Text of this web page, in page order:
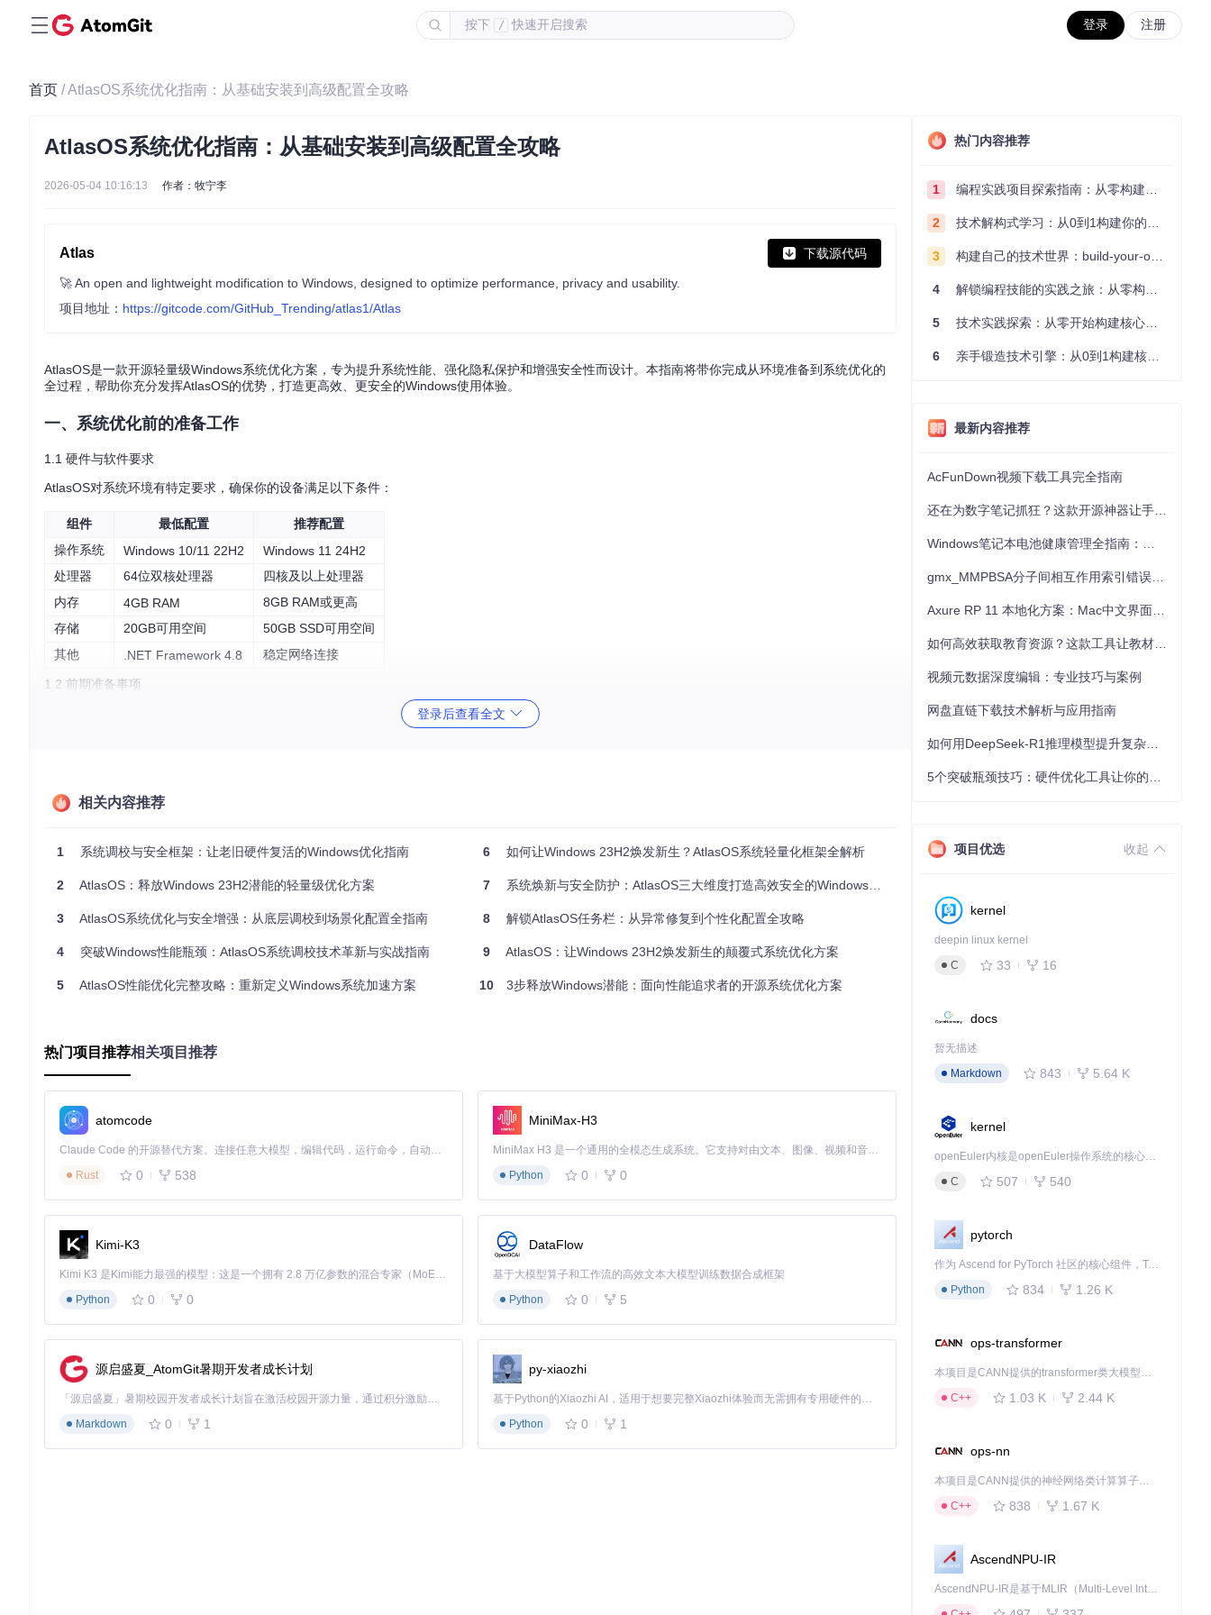
按下 / 快速开启搜索 登录 注册
首页 / AtlasOS系统优化指南：从基础安装到高级配置全攻略
AtlasOS系统优化指南：从基础安装到高级配置全攻略
2026-05-04 10:16:13 作者：牧宁李
Atlas 下载源代码
🚀 An open and lightweight modification to Windows, designed to optimize performance, privacy and usability.
项目地址： https://gitcode.com/GitHub_Trending/atlas1/Atlas
AtlasOS是一款开源轻量级Windows系统优化方案，专为提升系统性能、强化隐私保护和增强安全性而设计。本指南将带你完成从环境准备到系统优化的
全过程，帮助你充分发挥AtlasOS的优势，打造更高效、更安全的Windows使用体验。
一、系统优化前的准备工作
1.1 硬件与软件要求
AtlasOS对系统环境有特定要求，确保你的设备满足以下条件：
组件 最低配置
推荐配置
操作系统
Windows 10/11 22H2
Windows 11 24H2
处理器
64位双核处理器
四核及以上处理器
内存
4GB RAM
8GB RAM或更高
存储
20GB可用空间
50GB SSD可用空间
其他
.NET Framework 4.8 稳定网络连接
1.2 前期准备事项
网络环境：确保网络连接稳定，下载过程不中断
二、获取与安装AtlasOS
2.1 下载AtlasOS源代码
首先需要获取AtlasOS的源代码，打开命令提示符或PowerShell，执行以下命令：
clone
cd
访问AME Wizard官方网站下载最新版本安装程序
2.3 加载Atlas Playbook配置
在AME Wizard中加载Atlas优化配置文件：
启动AME Wizard应用程序
导航至之前克隆的Atlas目录，选择Playbook文件
系统提示输入密码时，输入：
三、核心配置选项详解
安全设置是AtlasOS的重要组成部分，根据你的需求进行配置：
Defender选项：
启用Windows Defender（推荐普通用户）
禁用Windows Defender（追求极致性能的高级用户）
登录后查看全文
相关内容推荐
1 系统调校与安全框架：让老旧硬件复活的Windows优化指南
2 AtlasOS：释放Windows 23H2潜能的轻量级优化方案
3 AtlasOS系统优化与安全增强：从底层调校到场景化配置全指南
4 突破Windows性能瓶颈：AtlasOS系统调校技术革新与实战指南
5 AtlasOS性能优化完整攻略：重新定义Windows系统加速方案
6 如何让Windows 23H2焕发新生？AtlasOS系统轻量化框架全解析
7 系统焕新与安全防护：AtlasOS三大维度打造高效安全的Windows体验
8 解锁AtlasOS任务栏：从异常修复到个性化配置全攻略
9 AtlasOS：让Windows 23H2焕发新生的颠覆式系统优化方案
10 3步释放Windows潜能：面向性能追求者的开源系统优化方案
热门项目推荐相关项目推荐
atomcode
Claude Code 的开源替代方案。连接任意大模型，编辑代码，运行命令，自动验证 — 全自动执行。用 Rust 构建，极致性能。 ｜ An open-source alternative to Claude Code. Connect any LLM, edit code, run commands, and verify changes — autonomously. Built in Rust for speed. Get Started
Rust
0 538
MiniMax-H3
MiniMax H3 是一个通用的全模态生成系统。它支持对由文本、图像、视频和音频组成的多模态上下文进行统一理解，并能生成分辨率高达 2K、时长可达 15 秒的带原生立体声音频的视频。得益于面向任务泛化的系统设计，H3 在预训练阶段就已具备广泛的多模态上下文理解与生成能力，能够出色地执行复杂的多模态指令。
Python
0 0
Kimi-K3
Kimi K3 是Kimi能力最强的模型：这是一个拥有 2.8 万亿参数的混合专家（MoE）模型，具备原生视觉理解能力，并支持 100 万 token 的上下文窗口。
Python
0 0
DataFlow
基于大模型算子和工作流的高效文本大模型训练数据合成框架
Python
0 5
源启盛夏_AtomGit暑期开发者成长计划
「源启盛夏」暑期校园开发者成长计划旨在激活校园开源力量，通过积分激励、认证扶持、资源倾斜等形式，引导高校组织和开发者完成「入驻 — 建项目 — 做贡献 — 获认证 — 得资源」的完整闭环。无论你是想带领社团入驻平台的组织者，还是希望用代码贡献证明自己的开发者，都能在这里找到属于你的成长路径。
Markdown
0 1
py-xiaozhi
基于Python的Xiaozhi AI，适用于想要完整Xiaozhi体验而无需拥有专用硬件的用户。
Python
0 1
热门内容推荐
1 编程实践项目探索指南：从零构建技术能力体系
2 技术解构式学习：从0到1构建你的编程知识体系
3 构建自己的技术世界：build-your-own-x项目的实践探索指南
4 解锁编程技能的实践之旅：从零构建你的技术世界
5 技术实践探索：从零开始构建核心系统的实践指南
6 亲手锻造技术引擎：从0到1构建核心系统的实践指南
最新内容推荐
AcFunDown视频下载工具完全指南
视频元数据深度编辑：专业技巧与案例
网盘直链下载技术解析与应用指南
项目优选 收起
kernel
deepin linux kernel
C
33 16
docs
暂无描述
Markdown
843 5.64 K
kernel
openEuler内核是openEuler操作系统的核心，既是系统性能与稳定性的基石，也是连接处理器、设备与服务的桥梁。
C
507 540
pytorch
作为 Ascend for PyTorch 社区的核心组件，TorchNPU 是昇腾专为 PyTorch 打造的深度学习适配插件，使 PyTorch 框架能够直接调用昇腾 NPU，为开发者提供昇腾 AI 处理器的超强算力。
Python
834 1.26 K
ops-transformer
本项目是CANN提供的transformer类大模型算子库，实现网络在NPU上加速计算。
C++
1.03 K 2.44 K
ops-nn
本项目是CANN提供的神经网络类计算算子库，实现网络在NPU上加速计算。
C++
838 1.67 K
AscendNPU-IR
AscendNPU-IR是基于MLIR（Multi-Level Intermediate Representation）构建的，面向昇腾亲和算子编译时使用的中间表示，提供昇腾完备表达能力，通过编译优化提升昇腾AI处理器计算效率，支持通过生态框架使能昇腾AI处理器与深度调优